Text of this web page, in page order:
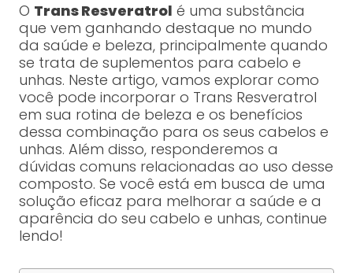
O Trans Resveratrol é uma substância
que vem ganhando destaque no mundo
da saúde e beleza, principalmente quando
se trata de suplementos para cabelo e
unhas. Neste artigo, vamos explorar como
você pode incorporar o Trans Resveratrol
em sua rotina de beleza e os benefícios
dessa combinação para os seus cabelos e
unhas. Além disso, responderemos a
dúvidas comuns relacionadas ao uso desse
composto. Se você está em busca de uma
solução eficaz para melhorar a saúde e a
aparência do seu cabelo e unhas, continue
lendo!